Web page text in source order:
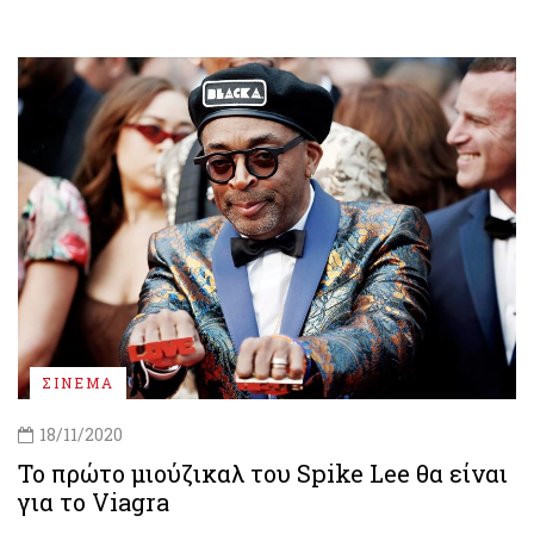
ΣΙΝΕΜΑ
18/11/2020
Το πρώτο μιούζικαλ του Spike Lee θα είναι
για το Viagra